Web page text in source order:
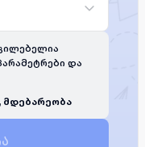
და
მდებარეობა